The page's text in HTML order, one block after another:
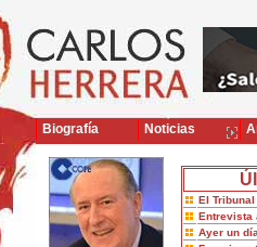
El
Entrevista
Ayer un
Biografía Noticias